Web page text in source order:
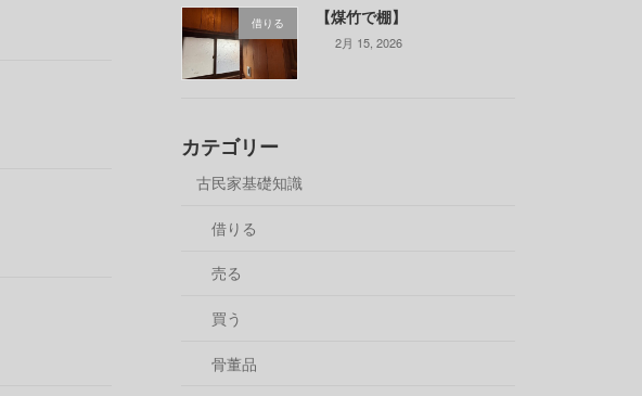
借りる 【煤竹で棚】
2月 15, 2026
カテゴリー
古民家基礎知識
借りる
売る
買う
骨董品